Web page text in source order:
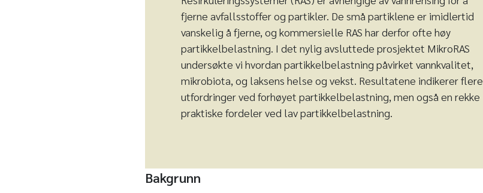
fjerne avfallsstoffer og partikler. De små partiklene er imidlertid
vanskelig å fjerne, og kommersielle RAS har derfor ofte høy
partikkelbelastning. I det nylig avsluttede prosjektet MikroRAS
undersøkte vi hvordan partikkelbelastning påvirket vannkvalitet,
mikrobiota, og laksens helse og vekst. Resultatene indikerer flere
utfordringer ved forhøyet partikkelbelastning, men også en rekke
praktiske fordeler ved lav partikkelbelastning.
Bakgrunn